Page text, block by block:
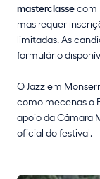
masterclassecom
mas requer
limitadas. As
formulário
O Jazz em
como mecenas o
apoio da Câmara
oficial do festival.